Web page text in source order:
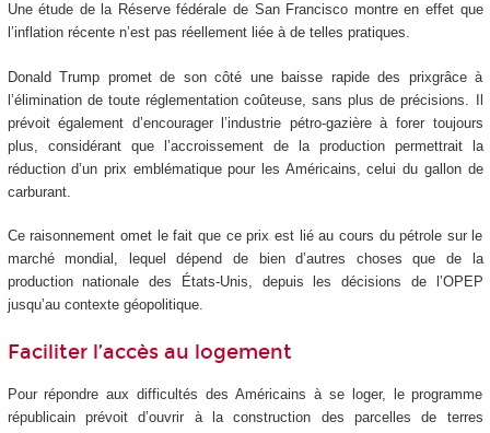
Une étude de la Réserve fédérale de San Francisco montre en effet que
l’inflation récente n’est pas réellement liée à de telles pratiques.
Donald Trump promet de son côté une baisse rapide des prixgrâce à
l’élimination de toute réglementation coûteuse, sans plus de précisions. Il
prévoit également d’encourager l’industrie pétro-gazière à forer toujours
plus, considérant que l’accroissement de la production permettrait la
réduction d’un prix emblématique pour les Américains, celui du gallon de
carburant.
Ce raisonnement omet le fait que ce prix est lié au cours du pétrole sur le
marché mondial, lequel dépend de bien d’autres choses que de la
production nationale des États-Unis, depuis les décisions de l’OPEP
jusqu’au contexte géopolitique.
Faciliter l’accès au logement
Pour répondre aux difficultés des Américains à se loger, le programme
républicain prévoit d’ouvrir à la construction des parcelles de terres